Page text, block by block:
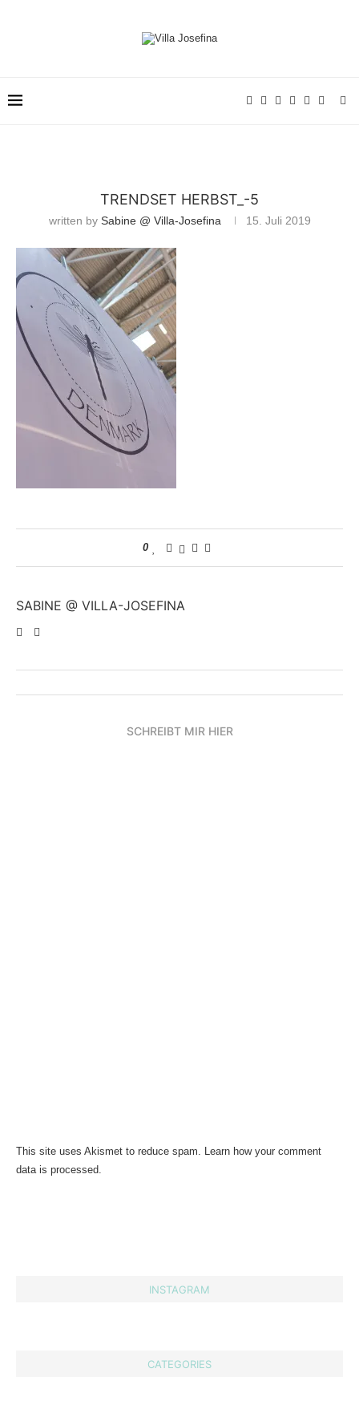
TRENDSET HERBST_-5
written by Sabine @ Villa-Josefina 15. Juli 2019
0
SABINE @ VILLA-JOSEFINA
SCHREIBT MIR HIER
This site uses Akismet to reduce spam. Learn how your comment
data is processed.
INSTAGRAM
CATEGORIES